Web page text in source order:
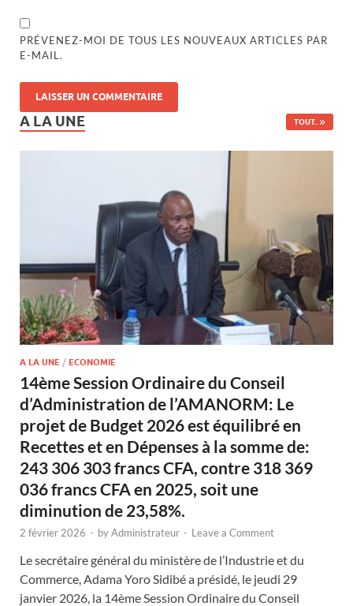
PRÉVENEZ-MOI DE TOUS LES NOUVEAUX ARTICLES PAR
E-MAIL.
A LA UNE TOUT..
A LA UNE / ECONOMIE
14ème Session Ordinaire du Conseil
d’Administration de l’AMANORM: Le
projet de Budget 2026 est équilibré en
Recettes et en Dépenses à la somme de:
243 306 303 francs CFA, contre 318 369
036 francs CFA en 2025, soit une
diminution de 23,58%.
2 février 2026 - byAdministrateur - Leave a Comment
Le secrétaire général du ministère de l’Industrie et du
Commerce, Adama Yoro Sidibé a présidé, le jeudi 29
janvier 2026, la 14ème Session Ordinaire du Conseil